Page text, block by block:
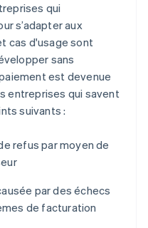
qui
s’adapter aux
cas d'usage sont
sans
est devenue
entreprises qui savent
suivants :
refus par moyen de
par des échecs
de facturation